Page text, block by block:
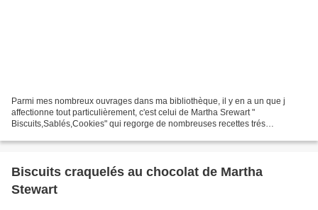
Parmi mes nombreux ouvrages dans ma bibliothèque, il y en a un que j
affectionne tout particulièrement, c'est celui de Martha Srewart "
Biscuits,Sablés,Cookies" qui regorge de nombreuses recettes trés
Biscuits craquelés au chocolat de Martha
Stewart